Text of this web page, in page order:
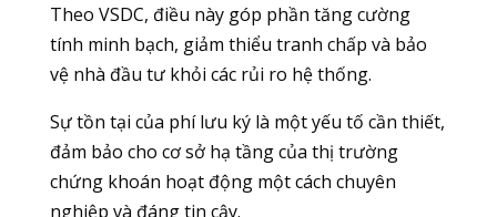
Theo VSDC, điều này góp phần tăng cường
tính minh bạch, giảm thiểu tranh chấp và bảo
vệ nhà đầu tư khỏi các rủi ro hệ thống.
Sự tồn tại của phí lưu ký là một yếu tố cần thiết,
đảm bảo cho cơ sở hạ tầng của thị trường
chứng khoán hoạt động một cách chuyên
nghiệp và đáng tin cậy.